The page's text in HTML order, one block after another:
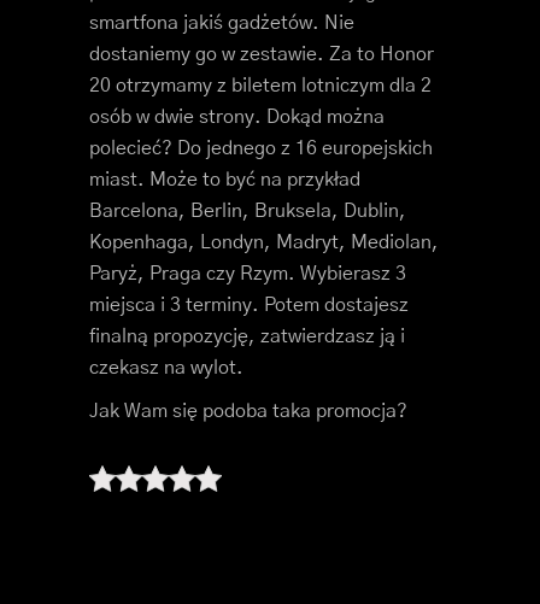
smartfona jakiś gadżetów. Nie
dostaniemy go w zestawie. Za to Honor
20 otrzymamy z biletem lotniczym dla 2
osób w dwie strony. Dokąd można
polecieć? Do jednego z 16 europejskich
miast. Może to być na przykład
Barcelona, Berlin, Bruksela, Dublin,
Kopenhaga, Londyn, Madryt, Mediolan,
Paryż, Praga czy Rzym. Wybierasz 3
miejsca i 3 terminy. Potem dostajesz
finalną propozycję, zatwierdzasz ją i
czekasz na wylot.
Jak Wam się podoba taka promocja?